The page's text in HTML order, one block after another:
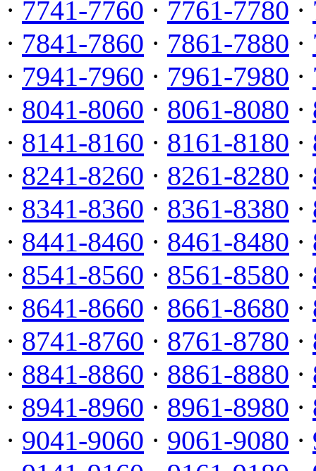
· 7741-7760 · 7761-7780 ·
· 7841-7860 · 7861-7880 ·
· 7941-7960 · 7961-7980 ·
· 8041-8060 · 8061-8080 ·
· 8141-8160 · 8161-8180 ·
· 8241-8260 · 8261-8280 ·
· 8341-8360 · 8361-8380 ·
· 8441-8460 · 8461-8480 ·
· 8541-8560 · 8561-8580 ·
· 8641-8660 · 8661-8680 ·
· 8741-8760 · 8761-8780 ·
· 8841-8860 · 8861-8880 ·
· 8941-8960 · 8961-8980 ·
· 9041-9060 · 9061-9080 ·